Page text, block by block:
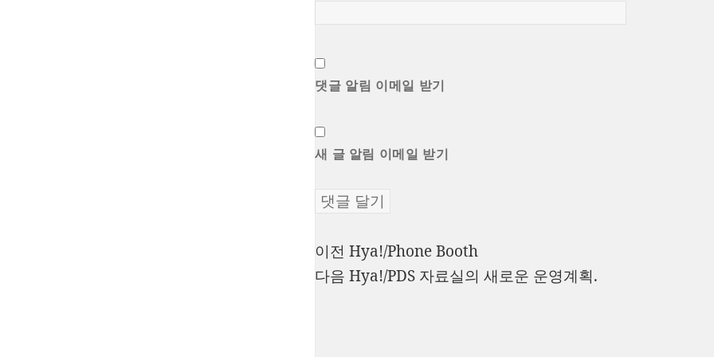
댓글 알림 이메일 받기
새 글 알림 이메일 받기
글
이전 이
전
Hya!/Phone Booth
다음 다
Hya!/PDS 자료실의 새로운 운영계획.